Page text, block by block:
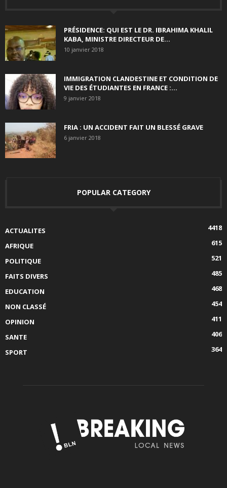
PRÉSIDENCE: QUI EST LE DR. IBRAHIMA KHALIL
KABA, MINISTRE DIRECTEUR DE...
10 janvier 2018
IMMIGRATION CLANDESTINE ET CONDITION DE
VIE DES ÉTUDIANTES EN FRANCE :...
9 janvier 2018
FRIA : UN ACCIDENT FAIT UN BLESSÉ GRAVE
6 janvier 2018
POPULAR CATEGORY
ACTUALITES
4418
AFRIQUE
615
POLITIQUE
521
FAITS DIVERS
485
EDUCATION
468
NON CLASSÉ
454
OPINION
411
SANTE
406
SPORT
364